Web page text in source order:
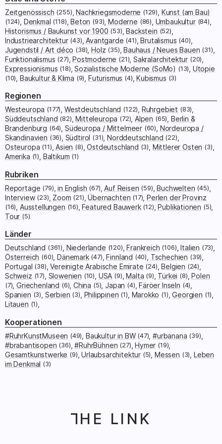
Zeitgenössisch (255) Nachkriegsmoderne (129) Kunst (am Bau)
(124) Denkmal (118) Beton (93) Moderne (86) Umbaukultur (84)
Historismus / Baukunst vor 1900 (53) Backstein (52)
Industriearchitektur (43) Avantgarde (41) Brutalismus (40)
Jugendstil / Art déco (38) Holz (35) Bauhaus / Neues Bauen (31)
Funktionalismus (27) Postmoderne (21) Sakralarchitektur (20)
Expressionismus (18) Sozialistische Moderne (SoMo) (13) Utopie
(10) Baukultur & Klima (9) Futurismus (4) Kubismus (3)
Regionen
Westeuropa (177) Westdeutschland (122) Ruhrgebiet (83)
Süddeutschland (82) Mitteleuropa (72) Alpen (65) Berlin &
Brandenburg (64) Südeuropa / Mittelmeer (60) Nordeuropa /
Skandinavien (36) Südtirol (31) Norddeutschland (22)
Osteuropa (11) Asien (8) Ostdeutschland (3) Mittlerer Osten (3)
Amerika (1) Baltikum (1)
Rubriken
Reportage (79) in English (67) Auf Reisen (59) Buchwelten (45)
Interview (23) Zoom (21) Übernachten (17) Perlen der Provinz
(16) Ausstellungen (16) Featured Bauwerk (12) Publikationen (5)
Tour (5)
Länder
Deutschland (361) Niederlande (120) Frankreich (106) Italien (73)
Österreich (60) Dänemark (47) Finnland (40) Tschechien (39)
Portugal (38) Vereinigte Arabische Emirate (24) Belgien (24)
Schweiz (17) Slowenien (10) USA (9) Malta (9) Türkei (8) Polen
(7) Griechenland (6) China (5) Japan (4) Färöer Inseln (4)
Spanien (3) Serbien (3) Philippinen (1) Marokko (1) Georgien (1)
Litauen (1)
Kooperationen
#RuhrKunstMuseen (49) Baukultur in BW (47) #urbanana (39)
#brabantisopen (36) #RuhrBühnen (27) Hymer (19)
Gesamtkunstwerke (9) Urlaubsarchitektur (5) Messen (3) Leben
im Denkmal (3)
T
HE LINK